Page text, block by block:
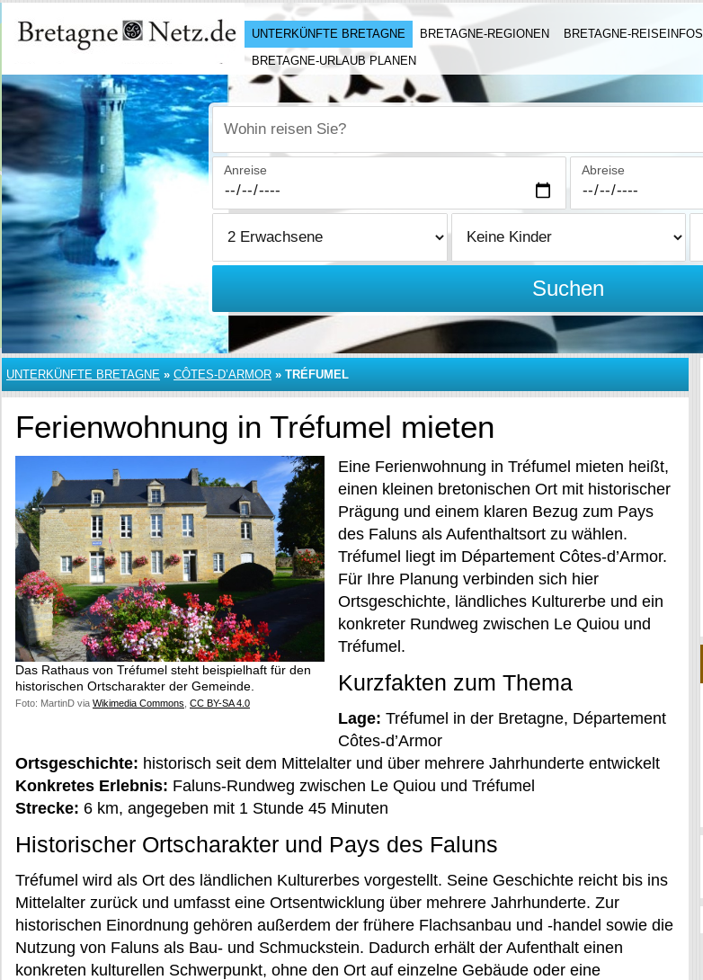
UNTERKÜNFTE BRETAGNE BRETAGNE-REGIONEN
BRETAGNE-REISEINFOS
BRETAGNE-URLAUB PLANEN
Wohin reisen Sie?
Anreise Abreise
Suchen
UNTERKÜNFTE BRETAGNE » CÔTES-D’ARMOR » TRÉFUMEL
Ferienwohnung in Tréfumel mieten
Das Rathaus von Tréfumel steht beispielhaft für den
historischen Ortscharakter der Gemeinde.
Foto: MartinD via Wikimedia Commons CC BY-SA 4.0
Eine Ferienwohnung in Tréfumel mieten heißt,
einen kleinen bretonischen Ort mit historischer
Prägung und einem klaren Bezug zum Pays
des Faluns als Aufenthaltsort zu wählen.
Tréfumel liegt im Département Côtes-d’Armor.
Für Ihre Planung verbinden sich hier
Ortsgeschichte, ländliches Kulturerbe und ein
konkreter Rundweg zwischen Le Quiou und
Tréfumel.
Kurzfakten zum Thema
Lage: Tréfumel in der Bretagne, Département
Côtes-d’Armor
Ortsgeschichte: historisch seit dem Mittelalter und über mehrere Jahrhunderte entwickelt
Konkretes Erlebnis: Faluns-Rundweg zwischen Le Quiou und Tréfumel
Strecke: 6 km, angegeben mit 1 Stunde 45 Minuten
Historischer Ortscharakter und Pays des Faluns
Tréfumel wird als Ort des ländlichen Kulturerbes vorgestellt. Seine Geschichte reicht bis ins
Mittelalter zurück und umfasst eine Ortsentwicklung über mehrere Jahrhunderte. Zur
historischen Einordnung gehören außerdem der frühere Flachsanbau und -handel sowie die
Nutzung von Faluns als Bau- und Schmuckstein. Dadurch erhält der Aufenthalt einen
konkreten kulturellen Schwerpunkt, ohne den Ort auf einzelne Gebäude oder eine